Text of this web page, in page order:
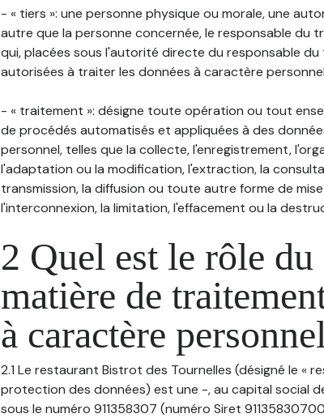
- « tiers »: une personne physique ou morale, une
autre que la personne concernée, le responsable
qui, placées sous l'autorité directe du responsable
autorisées à traiter les données à caractère
- « traitement »: désigne toute opération ou tout
de procédés automatisés et appliquées à des
personnel, telles que la collecte, l'enregistrement,
l'adaptation ou la modification, l'extraction, la
transmission, la diffusion ou toute autre forme de
l'interconnexion, la limitation, l'effacement ou la
2 Quel est le rôle du
matière de
à caractère
2.1 Le restaurant Bistrot des Tournelles (désigné le «
protection des données) est une -, au capital social
sous le numéro 911358307 (numéro Siret